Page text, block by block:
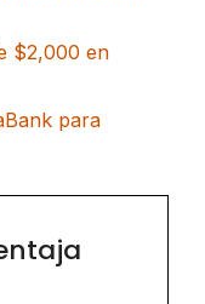
$2,000 en
para